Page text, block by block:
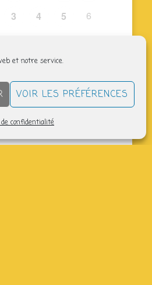
et notre service.
VOIR LES PRÉFÉRENCES
confidentialité
3 4 5 6